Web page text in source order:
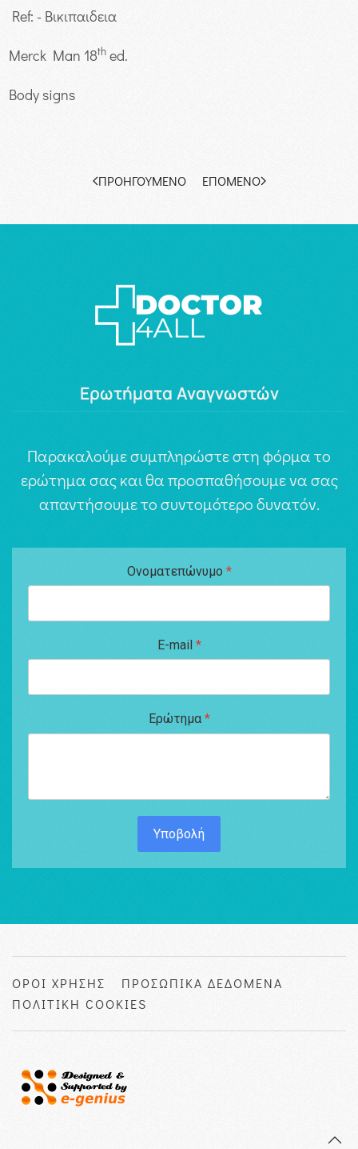
Ref: - Βικιπαιδεια
Merck Man 18th ed.
Body signs
ΠΡΟΗΓΟΎΜΕΝΟ ΕΠΌΜΕΝΟ
Ερωτήματα Αναγνωστών
Παρακαλούμε συμπληρώστε στη φόρμα το
ερώτημα σας και θα προσπαθήσουμε να σας
απαντήσουμε το συντομότερο δυνατόν.
Ονοματεπώνυμο *
E-mail *
Ερώτημα *
Υποβολή
ΟΡΟΙ ΧΡΗΣΗΣ
ΠΡΟΣΩΠΙΚΑ ΔΕΔΟΜΕΝΑ
ΠΟΛΙΤΙΚΗ COOKIES